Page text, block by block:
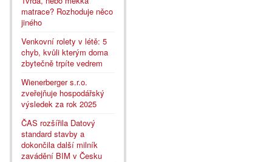
matrace? Rozhoduje něco
jiného
Venkovní rolety v létě: 5
chyb, kvůli kterým doma
zbytečně trpíte vedrem
Wienerberger s.r.o.
zveřejňuje hospodářský
výsledek za rok 2025
ČAS rozšířila Datový
standard stavby a
dokončila další milník
zavádění BIM v Česku